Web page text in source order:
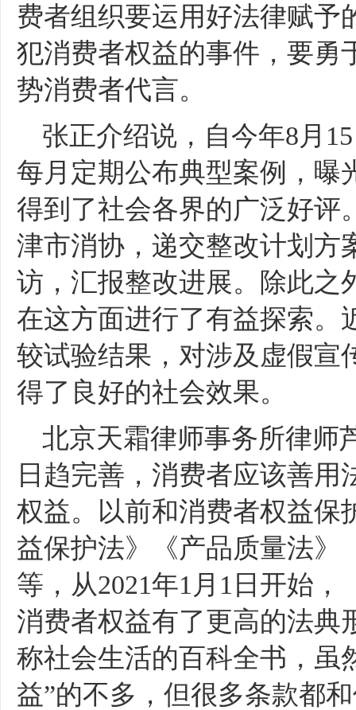
费者组织要运用好法律赋予
犯消费者权益的事件，要勇
势消费者代言。
张正介绍说，自今年8月
每月定期公布典型案例，曝
得到了社会各界的广泛好评
津市消协，递交整改计划方
访，汇报整改进展。除此之
在这方面进行了有益探索。
较试验结果，对涉及虚假宣
得了良好的社会效果。
北京天霜律师事务所律师
日趋完善，消费者应该善
权益。以前和消费者权益保
益保护法》《产品质量法》
等，从2021年1月1日开始
消费者权益有了更高的法典
称社会生活的百科全书，虽
益”的不多，但很多条款都